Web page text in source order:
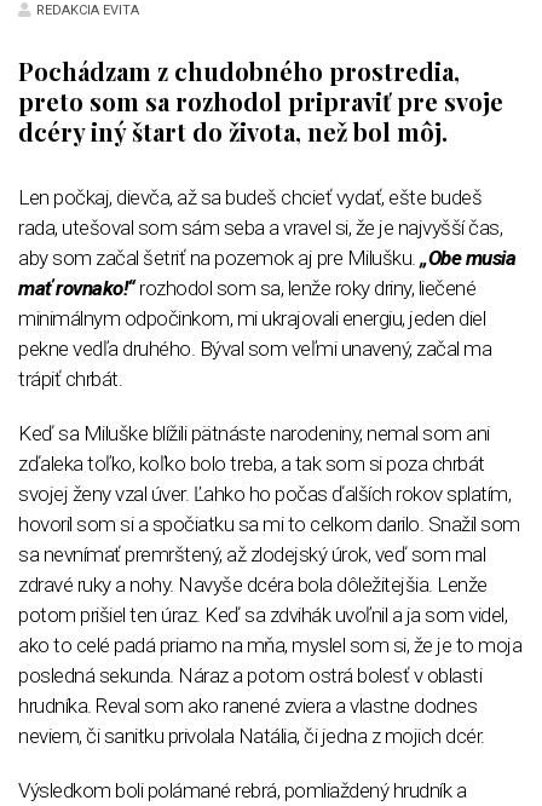
REDAKCIA EVITA
Pochádzam z chudobného prostredia,
preto som sa rozhodol pripraviť pre svoje
dcéry iný štart do života, než bol môj.
Len počkaj, dievča, až sa budeš chcieť vydať, ešte budeš
rada, utešoval som sám seba a vravel si, že je najvyšší čas,
aby som začal šetriť na pozemok aj pre Milušku. „Obe musia
mať rovnako!“rozhodol som sa, lenže roky driny, liečené
minimálnym odpočinkom, mi ukrajovali energiu, jeden diel
pekne vedľa druhého. Býval som veľmi unavený, začal ma
trápiť chrbát.
Keď sa Miluške blížili pätnáste narodeniny, nemal som ani
zďaleka toľko, koľko bolo treba, a tak som si poza chrbát
svojej ženy vzal úver. Ľahko ho počas ďalších rokov splatím,
hovoril som si a spočiatku sa mi to celkom darilo. Snažil som
sa nevnímať premrštený, až zlodejský úrok, veď som mal
zdravé ruky a nohy. Navyše dcéra bola dôležitejšia. Lenže
potom prišiel ten úraz. Keď sa zdvihák uvoľnil a ja som videl,
ako to celé padá priamo na mňa, myslel som si, že je to moja
posledná sekunda. Náraz a potom ostrá bolesť v oblasti
hrudníka. Reval som ako ranené zviera a vlastne dodnes
neviem, či sanitku privolala Natália, či jedna z mojich dcér.
Výsledkom boli polámané rebrá, pomliaždený hrudník a